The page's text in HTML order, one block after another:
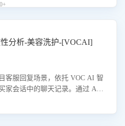
明确责任归属，提供可落地的改
店铺整体服务质量。
分析-美容洗护-[VOCAI]
客服回复场景，依托 VOC AI 智
家会话中的聊天记录。通过 AI
针对性改进策略，助力商家快速